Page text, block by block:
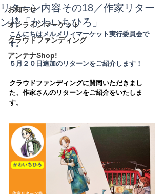
お知らせ
オンラインマーケット
クラウドファンディング
アンテナShop!
リターン内容その18／作家リター
ン枠「かわいちひろ」
こんにちはメルメリィマーケット実行委員会で
す。
５月２０日追加のリターンをご紹介します！
クラウドファンディングに賛同いただきまし
た、作家さんのリターンをご紹介をいたしま
す。